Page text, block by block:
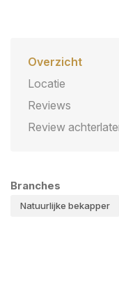
Overzicht
Locatie
Reviews
Review
Branches
Natuurlijke bekapper